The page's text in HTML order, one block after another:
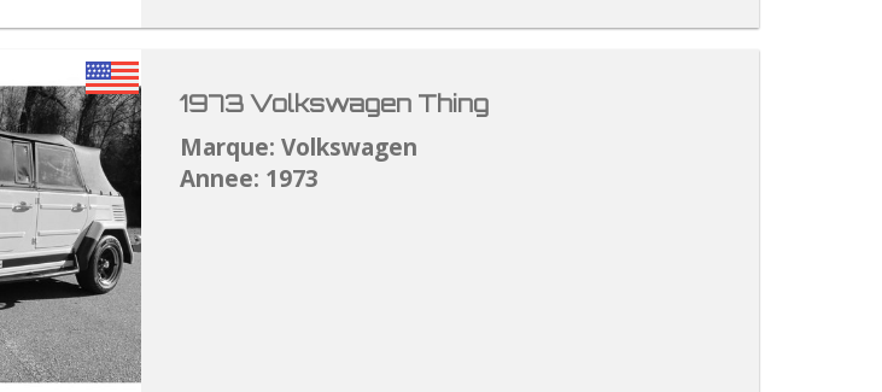
1973 Volkswagen Thing
Marque: Volkswagen
Annee: 1973